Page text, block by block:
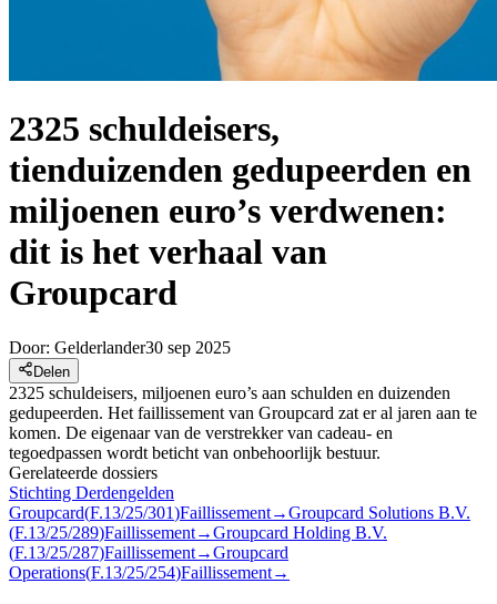
2325 schuldeisers,
tienduizenden gedupeerden en
miljoenen euro’s verdwenen:
dit is het verhaal van
Groupcard
Door: Gelderlander30 sep 2025
Delen
2325 schuldeisers, miljoenen euro’s aan schulden en duizenden
gedupeerden. Het faillissement van Groupcard zat er al jaren aan te
komen. De eigenaar van de verstrekker van cadeau- en
tegoedpassen wordt beticht van onbehoorlijk bestuur.
Gerelateerde dossiers
Stichting Derdengelden
Groupcard(F.13/25/301)Faillissement→Groupcard Solutions B.V.
(F.13/25/289)Faillissement→Groupcard Holding B.V.
(F.13/25/287)Faillissement→Groupcard
Operations(F.13/25/254)Faillissement→